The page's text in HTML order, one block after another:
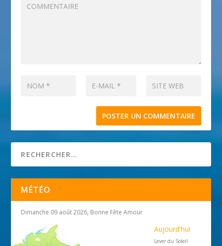
MÉTÉO
Dimanche 09 août 2026, Bonne Fête Amour
Aujourd'hui
Lever du Soleil